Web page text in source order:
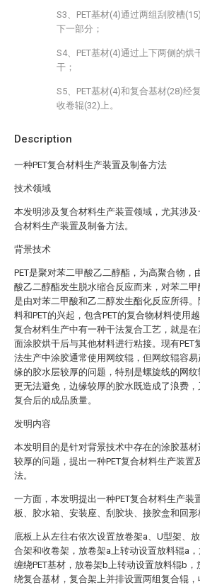
Description
一种PET复合材料生产装置及制备方法
技术领域
本发明涉及复合材料生产装置领域，尤其涉及
合材料生产装置及制备方法。
背景技术
PET是聚对苯二甲酸乙二醇酯，为高聚合物，
酸乙二醇酯发生脱水缩合反应而来，对苯二
是由对苯二甲酸和乙二醇发生酯化反应所得
料和PET的兴起，包含PET的复合物材料使用越
复合材料生产中有一种干法复合工艺，就是
面涂胶烘干后与其他材料进行粘接。现有PET
法生产中涂胶通常使用网纹辊，但网纹辊容易
缘的胶水层较厚的问题，特别是螺旋线的网纹
更无法避免，边缘较厚的胶水既造成了浪费，
复合后的成品质量。
发明内容
本发明目的是针对背景技术中存在的涂胶基
较厚的问题，提出一种PET复合材料生产装置
法。
一方面，本发明提出一种PET复合材料生产装
板、胶水箱、安装座、刮胶块、接胶盒和回形
底板上从左往右依次设置放卷架a、U型架、
合架和收卷架，放卷架a上转动设置放料辊a
缠绕PET基材，放卷架b上转动设置放料辊b，
绕复合基材，复合架上并排设置两组复合辊
S3、PET基材(4)通过两组刮胶槽
下一部分；
S4、PET基材(4)通过上下两侧的烘
干；
S5、PET基材(4)和复合基材(28)经
收卷辊(32)上。